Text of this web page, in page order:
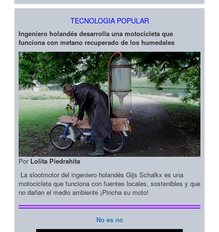
TECNOLOGIA POPULAR
Ingeniero holandés desarrolla una motocicleta que
funciona con metano recuperado de los humedales
Por Lolita Piedrahita
La slootmotor del ingeniero holandés Gijs Schalkx es una
motocicleta que funciona con fuentes locales, sostenibles y que
no dañan el medio ambiente ¡Pincha su moto!
No es no